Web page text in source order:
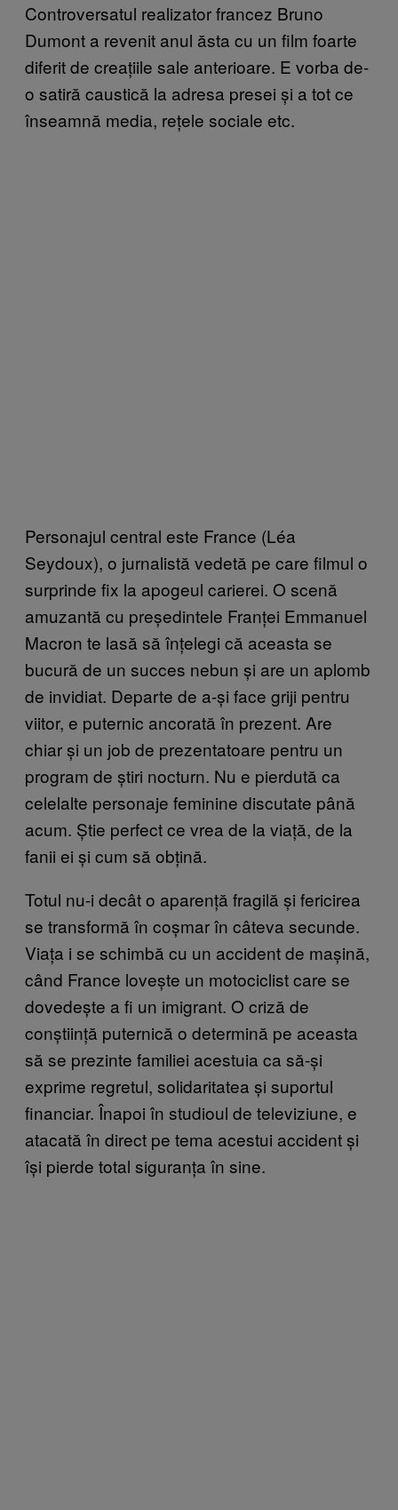
Controversatul realizator francez Bruno
Dumont a revenit anul ăsta cu un film foarte
diferit de creațiile sale anterioare. E vorba de-
o satiră caustică la adresa presei și a tot ce
înseamnă media, rețele sociale etc.
Personajul central este France (Léa
Seydoux), o jurnalistă vedetă pe care filmul o
surprinde fix la apogeul carierei. O scenă
amuzantă cu președintele Franței Emmanuel
Macron te lasă să înțelegi că aceasta se
bucură de un succes nebun și are un aplomb
de invidiat. Departe de a-și face griji pentru
viitor, e puternic ancorată în prezent. Are
chiar și un job de prezentatoare pentru un
program de știri nocturn. Nu e pierdută ca
celelalte personaje feminine discutate până
acum. Știe perfect ce vrea de la viață, de la
fanii ei și cum să obțină.
Totul nu-i decât o aparență fragilă și fericirea
se transformă în coșmar în câteva secunde.
Viața i se schimbă cu un accident de mașină,
când France lovește un motociclist care se
dovedește a fi un imigrant. O criză de
conștiință puternică o determină pe aceasta
să se prezinte familiei acestuia ca să-și
exprime regretul, solidaritatea și suportul
financiar. Înapoi în studioul de televiziune, e
atacată în direct pe tema acestui accident și
își pierde total siguranța în sine.